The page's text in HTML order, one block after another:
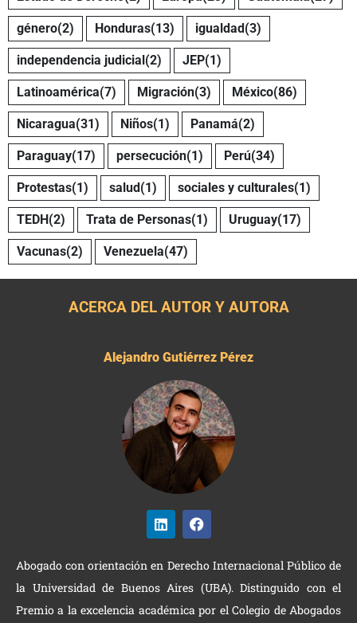
género(2) Honduras(13) igualdad(3)
independencia judicial(2) JEP(1)
Latinoamérica(7) Migración(3) México(86)
Nicaragua(31) Niños(1) Panamá(2)
Paraguay(17) persecución(1) Perú(34)
Protestas(1) salud(1) sociales y culturales(1)
TEDH(2) Trata de Personas(1) Uruguay(17)
Vacunas(2) Venezuela(47)
ACERCA DEL AUTOR Y AUTORA
Alejandro Gutiérrez Pérez
Abogado con orientación en Derecho Internacional Público de
la Universidad de Buenos Aires (UBA). Distinguido con el
Premio a la excelencia académica por el Colegio de Abogados